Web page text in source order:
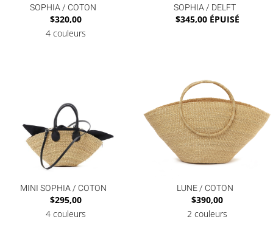
SOPHIA / COTON
$320,00
4 couleurs
SOPHIA / DELFT
$345,00 ÉPUISÉ
MINI SOPHIA / COTON
$295,00
4 couleurs
LUNE / COTON
$390,00
2 couleurs